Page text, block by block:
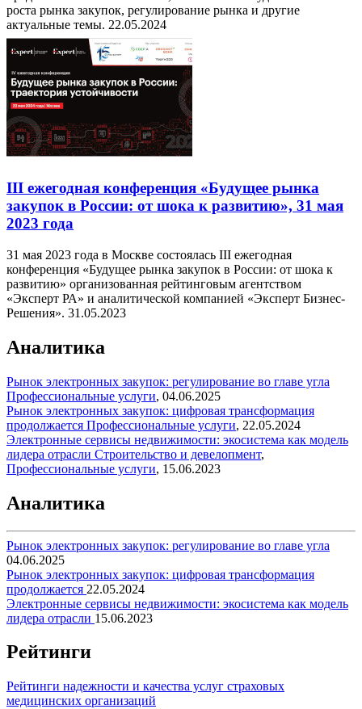
роста рынка закупок, регулирование рынка и другие
актуальные темы. 22.05.2024
III ежегодная конференция «Будущее рынка
закупок в России: от шока к развитию», 31 мая
2023 года
31 мая 2023 года в Москве состоялась III ежегодная
конференция «Будущее рынка закупок в России: от шока к
развитию» организованная рейтинговым агентством
«Эксперт РА» и аналитической компанией «Эксперт Бизнес-
Решения». 31.05.2023
Аналитика
Рынок электронных закупок: регулирование во главе угла
Профессиональные услуги, 04.06.2025
Рынок электронных закупок: цифровая трансформация
продолжается Профессиональные услуги, 22.05.2024
Электронные сервисы недвижимости: экосистема как модель
лидера отрасли Строительство и девелопмент,
Профессиональные услуги, 15.06.2023
Аналитика
Рынок электронных закупок: регулирование во главе угла
04.06.2025
Рынок электронных закупок: цифровая трансформация
продолжается 22.05.2024
Электронные сервисы недвижимости: экосистема как модель
лидера отрасли 15.06.2023
Рейтинги
Рейтинги надежности и качества услуг страховых
медицинских организаций